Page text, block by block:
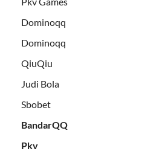
Dominoqq
Dominoqq
QiuQiu
Judi Bola
Sbobet
BandarQQ
Pkv